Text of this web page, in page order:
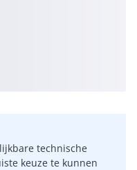
technische
keuze te kunnen